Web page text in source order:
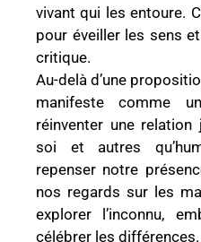
vivant qui les entoure.
pour éveiller les sens
critique.
Au-delà d’une
manifeste comme
réinventer une relation
soi et autres
repenser notre
nos regards sur les
explorer l’inconnu,
célébrer les différences.